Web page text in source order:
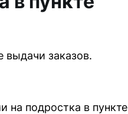
выдачи заказов.
на подростка в пункте